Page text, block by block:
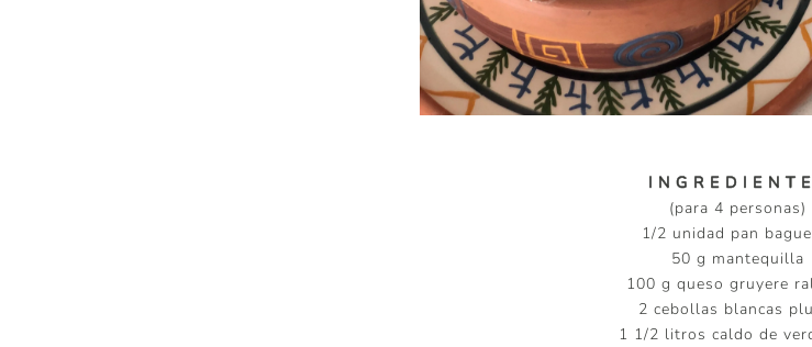
I N G R E D I E N T
(para 4 personas)
1/2 unidad pan
50 g mantequilla
100 g queso gruyere
2 cebollas blancas
1 1/2 litros caldo de